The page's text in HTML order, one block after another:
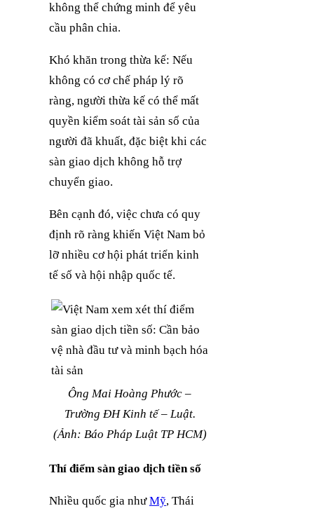
không thể chứng minh để yêu
cầu phân chia.
Khó khăn trong thừa kế: Nếu
không có cơ chế pháp lý rõ
ràng, người thừa kế có thể mất
quyền kiểm soát tài sản số của
người đã khuất, đặc biệt khi các
sàn giao dịch không hỗ trợ
chuyển giao.
Bên cạnh đó, việc chưa có quy
định rõ ràng khiến Việt Nam bỏ
lỡ nhiều cơ hội phát triển kinh
tế số và hội nhập quốc tế.
Ông Mai Hoàng Phước –
Trường ĐH Kinh tế – Luật.
(Ảnh: Báo Pháp Luật TP HCM)
Thí điểm sàn giao dịch tiền số
Nhiều quốc gia nhưMỹ, Thái